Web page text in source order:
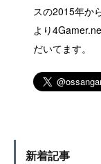
スの2015年か
より
だいてます。
新着記事